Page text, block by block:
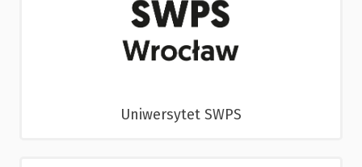
Uniwersytet SWPS